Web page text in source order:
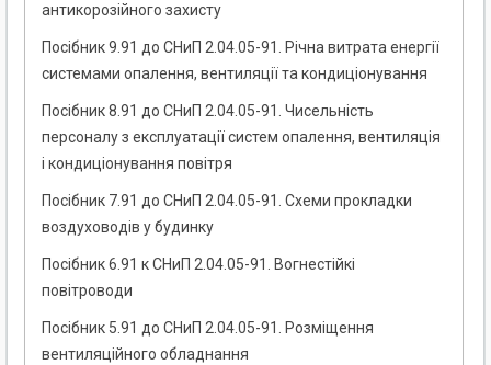
антикорозійного захисту
Посібник 9.91 до СНиП 2.04.05-91. Річна витрата енергії
системами опалення, вентиляції та кондиціонування
Посібник 8.91 до СНиП 2.04.05-91. Чисельність
персоналу з експлуатації систем опалення, вентиляція
і кондиціонування повітря
Посібник 7.91 до СНиП 2.04.05-91. Схеми прокладки
воздуховодів у будинку
Посібник 6.91 к СНиП 2.04.05-91. Вогнестійкі
повітроводи
Посібник 5.91 до СНиП 2.04.05-91. Розміщення
вентиляційного обладнання